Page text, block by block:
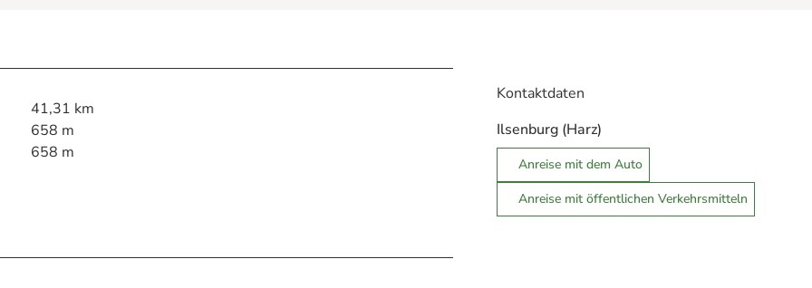
41,31 km
658 m
658 m
Kontaktdaten
Ilsenburg (Harz)
Anreise mit dem Auto
Anreise mit öffentlichen Verkehrsmitteln